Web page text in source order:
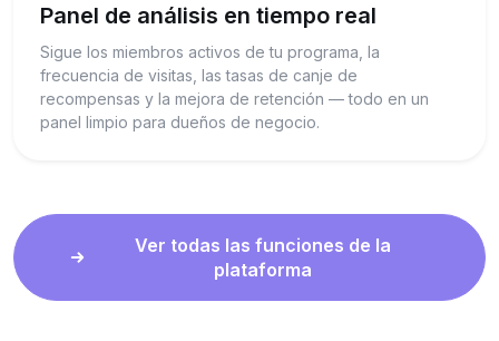
Panel de análisis en tiempo real
Sigue los miembros activos de tu programa, la
frecuencia de visitas, las tasas de canje de
recompensas y la mejora de retención — todo en un
panel limpio para dueños de negocio.
Ver todas las funciones de la
plataforma